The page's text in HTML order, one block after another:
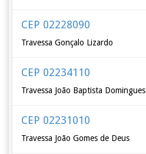
CEP 02228090
Travessa Gonçalo Lizardo
CEP 02234110
Travessa João Baptista Domingues
CEP 02231010
Travessa João Gomes de Deus